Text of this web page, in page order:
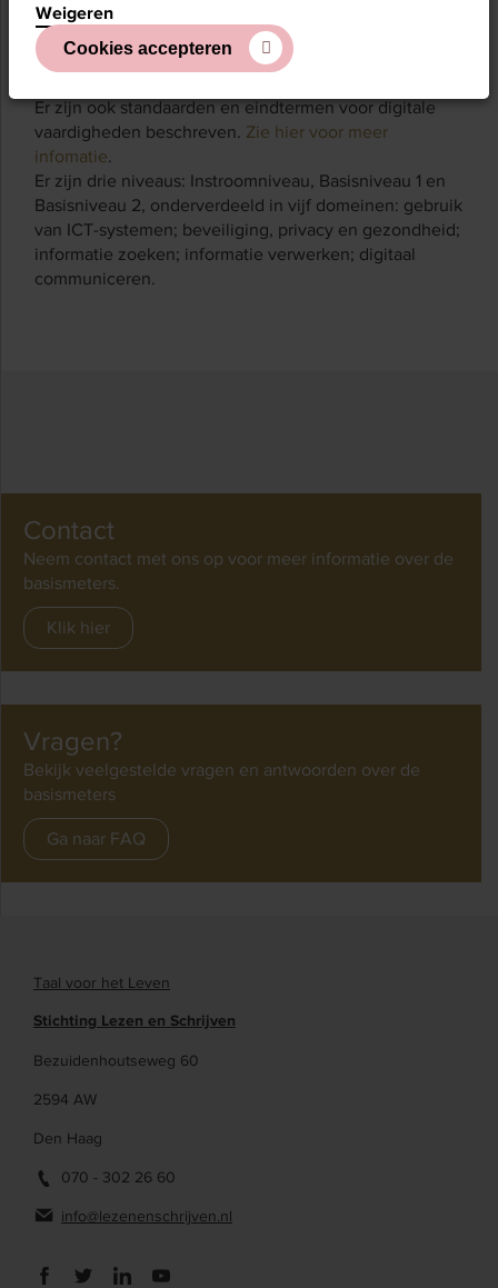
Niveau-indeling digitale
vaardigheden
Er zijn ook standaarden en eindtermen voor digitale
vaardigheden beschreven. Zie hier voor meer
infomatie
Er zijn drie niveaus: Instroomniveau, Basisniveau 1 en
Basisniveau 2, onderverdeeld in vijf domeinen: gebruik
van ICT-systemen; beveiliging, privacy en gezondheid;
informatie zoeken; informatie verwerken; digitaal
communiceren.
Contact
Neem contact met ons op voor meer informatie over de
basismeters.
Klik hier
Vragen?
Bekijk veelgestelde vragen en antwoorden over de
basismeters
Ga naar FAQ
Taal voor het Leven
Stichting Lezen en Schrijven
Bezuidenhoutseweg 60
2594 AW
Den Haag
070 - 302 26 60
info@lezenenschrijven.nl
Weigeren
Cookies accepteren